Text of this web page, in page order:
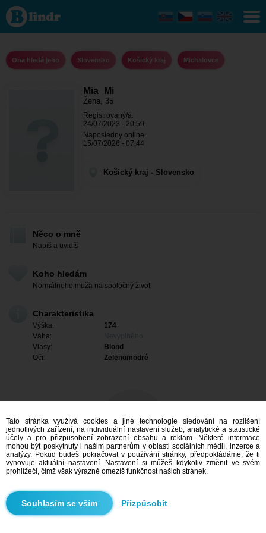
Mia_Mi -
Ona hledá
jeho
Košický
Michalovce
Ona hledá jeho Slovensko Košický kraj Michalovce
Mia_Mi
Žena, 35
Registrovaný/á:
24/07/2023 - 20:59
Naposledny online:
15/07/2026 - 07:44
Košický kraj - Slovensko
Něco o mně
Napíš a uvidíš
Koho hledám
Normálneho muža na spoločný život
Charakteristika
Výška:
174
Váha:
Vlasy:
Blond
Oči:
Zelenomodré
Mám zájem
Vyhledávání
Tato stránka využívá cookies a jiné technologie sledování na rozlišení
jednotlivých zařízení, na individuální nastavení služeb, analytické a statistické
účely a pro přizpůsobení zobrazení obsahu a reklam. Některé informace
mohou být poskytnuty i našim partnerům v oblasti sociálních médií, inzerce a
analýzy. Pokud budeš pokračovat v používání stránky, předpokládáme, že ti
vyhovuje aktuální nastavení. Nastavení si můžeš kdykoliv změnit ve svém
prohlížeči, čímž však výrazně omezíš funkčnost našich stránek.
Přizpůsobit